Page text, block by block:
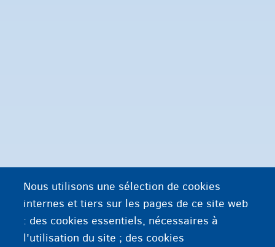
Nous utilisons une sélection de cookies
internes et tiers sur les pages de ce site web
: des cookies essentiels, nécessaires à
l'utilisation du site ; des cookies